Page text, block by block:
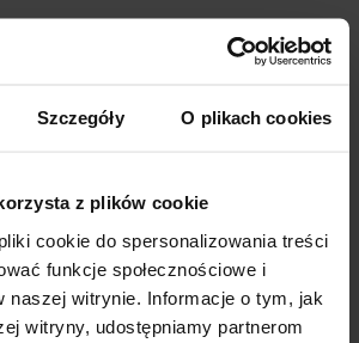
Szczegóły O plikach cookies
z plików cookie
cookie do spersonalizowania treści
funkcje społecznościowe i
naszej witrynie. Informacje o tym, jak
witryny, udostępniamy partnerom
wywinięciem
pozwalająca wykonywać zdobienia
cm | SZ: cm